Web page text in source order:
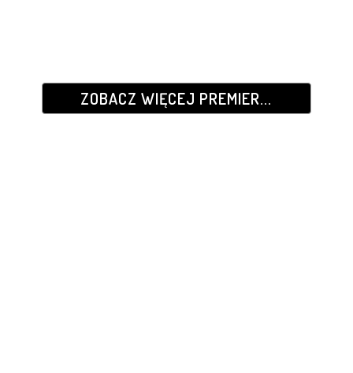
ZOBACZ WIĘCEJ PREMIER...